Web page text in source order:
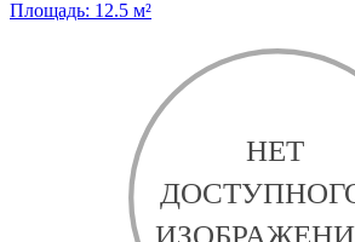
Площадь: 12.5 м²